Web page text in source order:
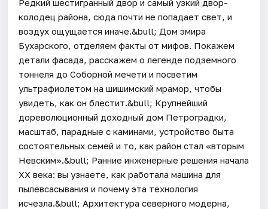
Редкий шестигранный двор и самый узкий двор-
колодец района, сюда почти не попадает свет, и
воздух ощущается иначе.&bull; Дом эмира
Бухарского, отделяем факты от мифов. Покажем
детали фасада, расскажем о легенде подземного
тоннеля до Соборной мечети и посветим
ультрафиолетом на шишимский мрамор, чтобы
увидеть, как он блестит.&bull; Крупнейший
дореволюционный доходный дом Петроградки,
масштаб, парадные с каминами, устройство быта
состоятельных семей и то, как район стал «вторым
Невским».&bull; Ранние инженерные решения начала
XX века: вы узнаете, как работала машина для
пылевсасывания и почему эта технология
исчезла.&bull; Архитектура северного модерна,